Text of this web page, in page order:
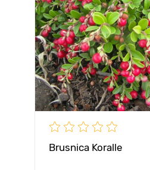
Brusnica Koralle